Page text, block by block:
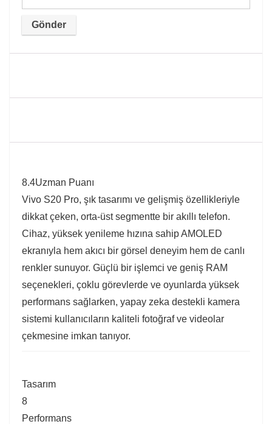
8.4Uzman Puanı
Vivo S20 Pro, şık tasarımı ve gelişmiş özellikleriyle
dikkat çeken, orta-üst segmentte bir akıllı telefon.
Cihaz, yüksek yenileme hızına sahip AMOLED
ekranıyla hem akıcı bir görsel deneyim hem de canlı
renkler sunuyor. Güçlü bir işlemci ve geniş RAM
seçenekleri, çoklu görevlerde ve oyunlarda yüksek
performans sağlarken, yapay zeka destekli kamera
sistemi kullanıcıların kaliteli fotoğraf ve videolar
çekmesine imkan tanıyor.
Tasarım
8
Performans